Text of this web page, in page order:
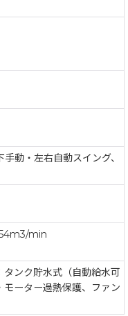
動・左右自動スイング、
min
ンク貯水式（自動給水可
ーター過熱保護、ファン